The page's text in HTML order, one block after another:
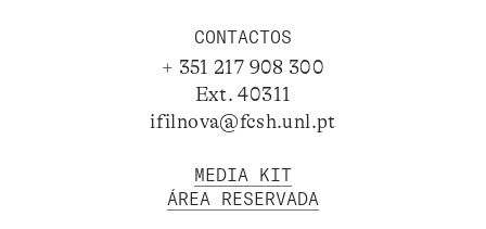
CONTACTOS
+ 351 217 908 300
Ext. 40311
ifilnova@fcsh.unl.pt
MEDIA KIT
ÁREA RESERVADA